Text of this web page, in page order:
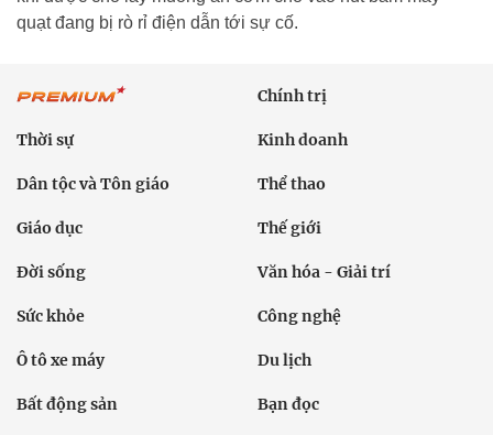
quạt đang bị rò rỉ điện dẫn tới sự cố.
Chính trị
Thời sự Kinh doanh
Dân tộc và Tôn giáo Thể thao
Giáo dục Thế giới
Đời sống Văn hóa - Giải trí
Sức khỏe Công nghệ
Ô tô xe máy Du lịch
Bất động sản Bạn đọc